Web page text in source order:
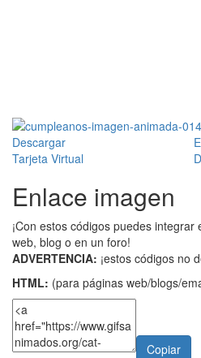
Descargar
Tarjeta Virtual
Enlace imagen
¡Con estos códigos puedes
web, blog o en un foro!
ADVERTENCIA: ¡estos códigos no
HTML: (para páginas web/blogs/
Copiar